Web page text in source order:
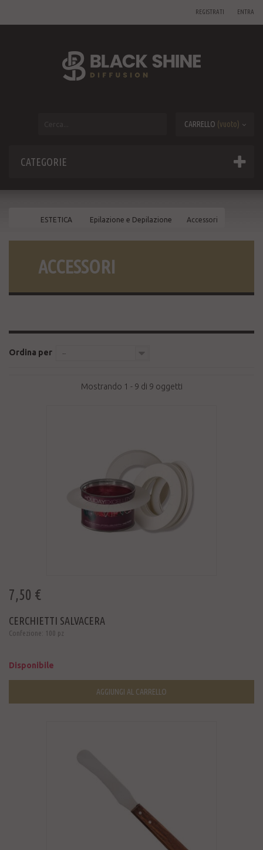
ENTRA
REGISTRATI
CARRELLO (vuoto)
CATEGORIE
ESTETICA Epilazione e Depilazione Accessori
ACCESSORI
Ordina per --
Mostrando 1 - 9 di 9 oggetti
7,50 €
CERCHIETTI SALVACERA
Confezione: 100 pz
Disponibile
AGGIUNGI AL CARRELLO